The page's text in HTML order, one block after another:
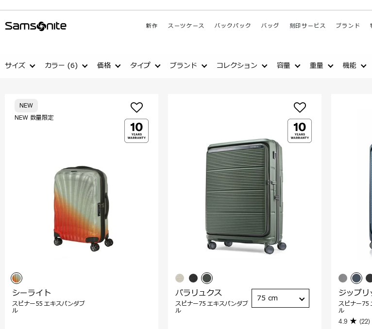
新作 スーツケース バックパック バッグ 刻印サービス ブランド
サイズ カラー (6) 価格 タイプ ブランド コレクション 容量 重量 機能
NEW 数量限定
NEW
シーライト
スピナー55 エキスパンダブ
ル
パラリュクス
スピナー75 エキスパンダブ
ル
75 cm ジップ
スピナー75
ル
4.9 (22)